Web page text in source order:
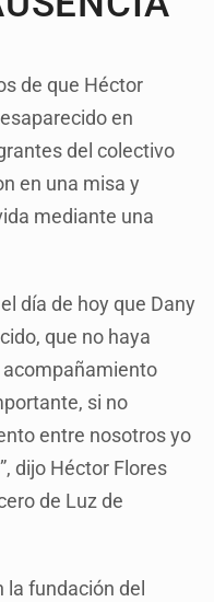
de que Héctor
en
del colectivo
en una misa y
mediante una
día de hoy que Dany
que no haya
si no
entre nosotros yo
dijo Héctor Flores
de Luz de
la fundación del